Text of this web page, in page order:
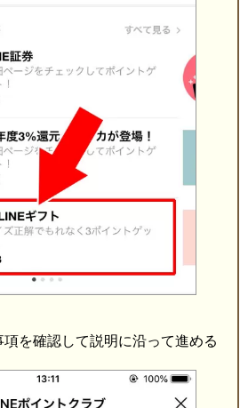
項を確認して説明に沿って進める